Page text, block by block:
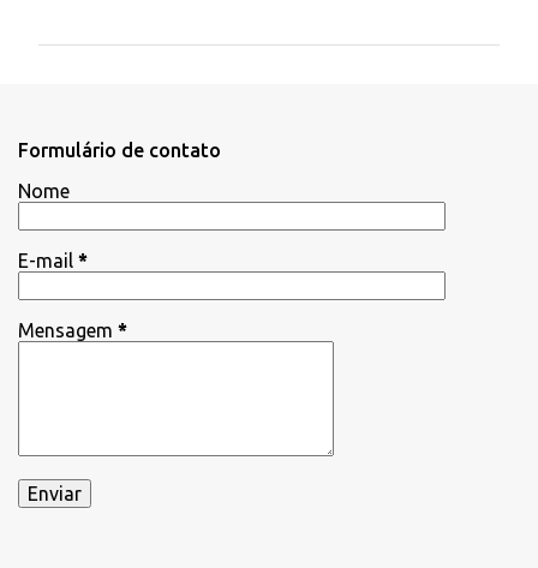
r
i
o
s
Formulário de contato
Nome
E-mail *
Mensagem *